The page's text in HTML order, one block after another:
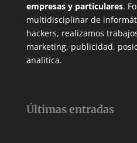
empresas y particulares.
multidisciplinar de
hackers, realizamos
marketing, publicidad,
analítica.
Últimas entradas